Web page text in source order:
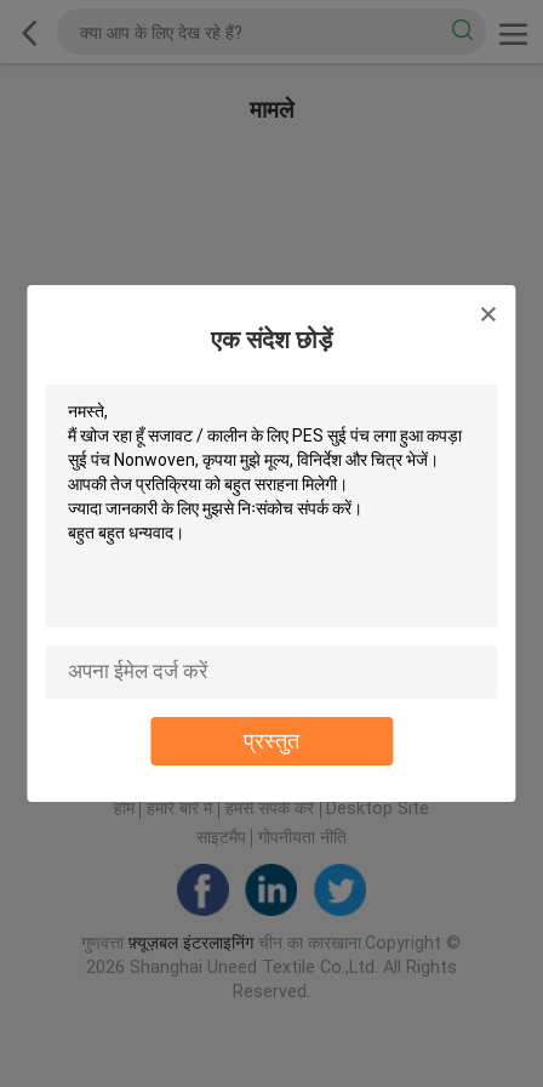
एक संदेश छोड़ें
प्रस्तुत
मामले
होम हमारे बारे में हमसे संपर्क करें
Desktop Site
साइटमैप
गोपनीयता नीति
गुणवत्ताफ़्यूज़बल इंटरलाइनिंगचीन का कारखाना.Copyright ©
2026 Shanghai Uneed Textile Co.,Ltd. All Rights
Reserved.